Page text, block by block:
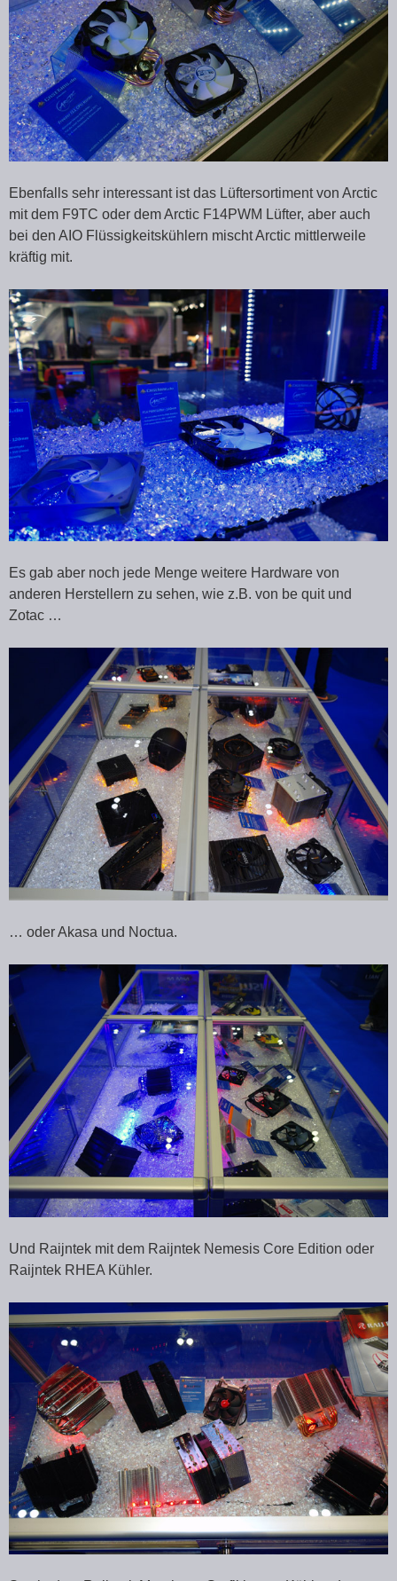
Ebenfalls sehr interessant ist das Lüftersortiment von Arctic
mit dem F9TC oder dem Arctic F14PWM Lüfter, aber auch
bei den AIO Flüssigkeitskühlern mischt Arctic mittlerweile
kräftig mit.
Es gab aber noch jede Menge weitere Hardware von
anderen Herstellern zu sehen, wie z.B. von be quit und
Zotac …
… oder Akasa und Noctua.
Und Raijntek mit dem Raijntek Nemesis Core Edition oder
Raijntek RHEA Kühler.